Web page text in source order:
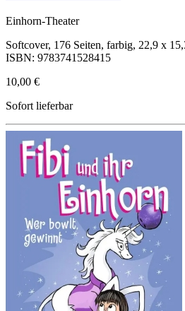
Einhorn-Theater
Softcover, 176 Seiten, farbig, 22,9 x
ISBN: 9783741528415
10,00 €
Sofort lieferbar